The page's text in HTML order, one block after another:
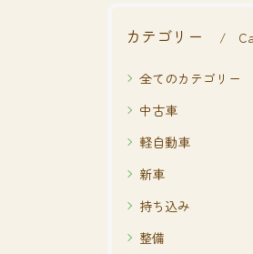
カテゴリー
全てのカテゴリー
中古車
軽自動車
新車
持ち込み
整備